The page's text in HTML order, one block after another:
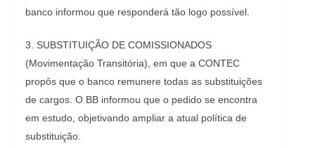
banco informou que responderá tão logo possível.
3. SUBSTITUIÇÃO DE COMISSIONADOS
(Movimentação Transitória), em que a CONTEC
propôs que o banco remunere todas as substituições
de cargos. O BB informou que o pedido se encontra
em estudo, objetivando ampliar a atual política de
substituição.